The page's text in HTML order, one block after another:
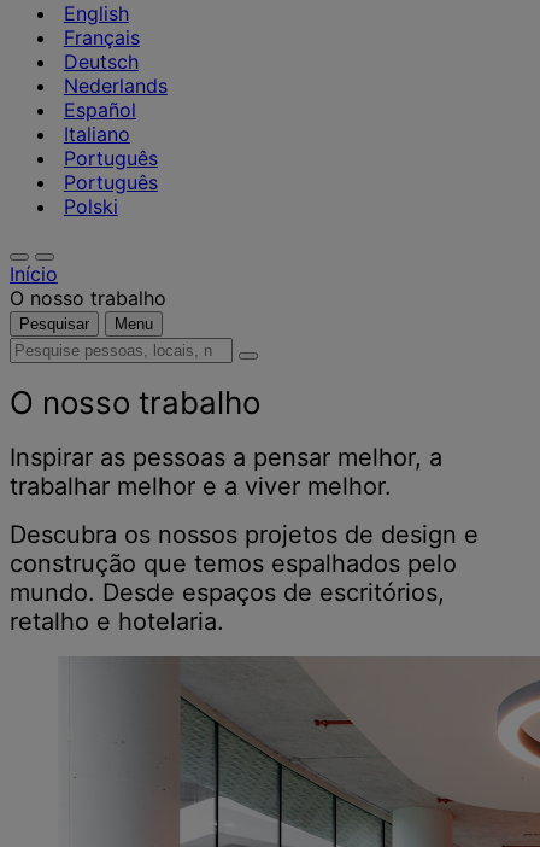
English
Français
Deutsch
Nederlands
Español
Italiano
Português
Português
Polski
Início
O nosso trabalho
Pesquisar Menu
Pesquise
locais,
notícias
e
informações
O nosso trabalho
Inspirar as pessoas a pensar melhor, a
trabalhar melhor e a viver melhor.
Descubra os nossos projetos de design e
construção que temos espalhados pelo
mundo. Desde espaços de escritórios,
retalho e hotelaria.